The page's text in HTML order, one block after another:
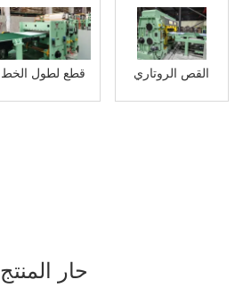
قطع لطول الخط القص الروتاري
حار المنتج